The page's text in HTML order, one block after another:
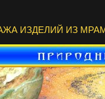
ИЗДЕЛИЙ ИЗ